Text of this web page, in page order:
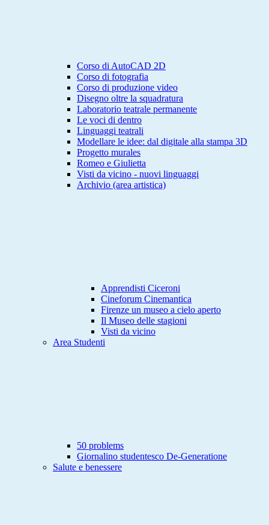
Corso di AutoCAD 2D
Corso di fotografia
Corso di produzione video
Disegno oltre la squadratura
Laboratorio teatrale permanente
Le voci di dentro
Linguaggi teatrali
Modellare le idee: dal digitale alla stampa 3D
Progetto murales
Romeo e Giulietta
Visti da vicino - nuovi linguaggi
Archivio (area artistica)
Apprendisti Ciceroni
Cineforum Cinemantica
Firenze un museo a cielo aperto
Il Museo delle stagioni
Visti da vicino
Area Studenti
50 problems
Giornalino studentesco De-Generatione
Salute e benessere